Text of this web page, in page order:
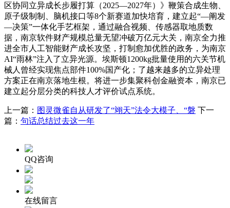
区协同立异成长步履打算（2025—2027年）》鞭策合成生物、
原子级制制、脑机接口等8个新赛道加快培育，建立起“—阐发
—决策”一体化手艺框架，通过融合视频、传感器取地质数
据，南京软件财产规模总量无望冲破万亿元大关，南京全力推
进全市人工智能财产成长攻坚，打制愈加优胜的政务，为南京
AI“雨林”注入了立异光源。埃斯顿1200kg批量使用的六关节机
械人曾经实现焦点部件100%国产化；了越来越多的立异处理
方案正在南京落地生根。将进一步集聚科创金融资本，南京已
建立起分层分类的科技人才评价试点系统。
上一篇： 图灵微雀自从研发了“翊天”法令大模子、“磐 下一
篇： 句话总结过去这一年
QQ咨询
在线留言